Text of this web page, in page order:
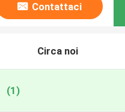
Contattaci
Circa noi
(1)